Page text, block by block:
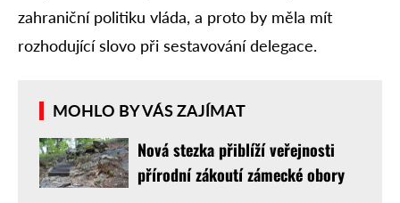
zahraniční politiku vláda, a proto by měla mít
rozhodující slovo při sestavování delegace.
MOHLO BY VÁS ZAJÍMAT
Nová stezka přiblíží veřejnosti
přírodní zákoutí zámecké obory